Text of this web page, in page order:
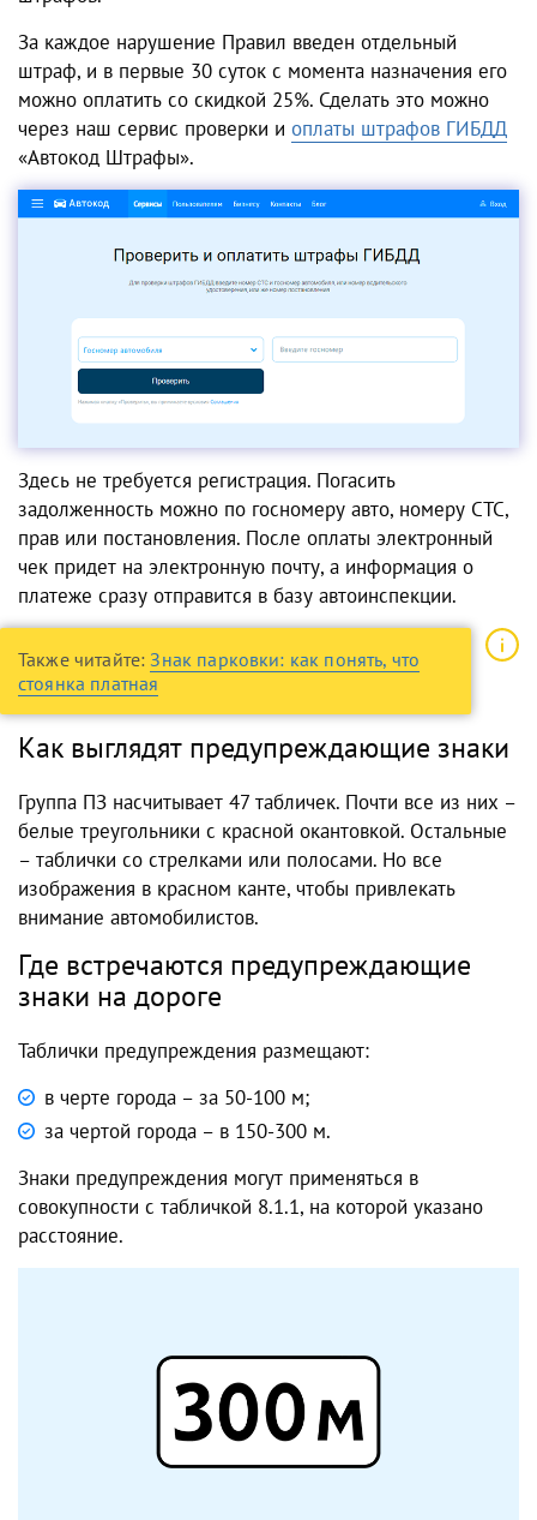
За каждое нарушение Правил введен отдельный
штраф, и в первые 30 суток с момента назначения его
можно оплатить со скидкой 25%. Сделать это можно
через наш сервис проверки и оплаты штрафов ГИБДД
«Автокод Штрафы».
Здесь не требуется регистрация. Погасить
задолженность можно по госномеру авто, номеру СТС,
прав или постановления. После оплаты электронный
чек придет на электронную почту, а информация о
платеже сразу отправится в базу автоинспекции.
Также читайте:Знак парковки: как понять, что
стоянка платная
Как выглядят предупреждающие знаки
Группа ПЗ насчитывает 47 табличек. Почти все из них –
белые треугольники с красной окантовкой. Остальные
– таблички со стрелками или полосами. Но все
изображения в красном канте, чтобы привлекать
внимание автомобилистов.
Где встречаются предупреждающие
знаки на дороге
Таблички предупреждения размещают:
в черте города – за 50-100 м;
за чертой города – в 150-300 м.
Знаки предупреждения могут применяться в
совокупности с табличкой 8.1.1, на которой указано
расстояние.